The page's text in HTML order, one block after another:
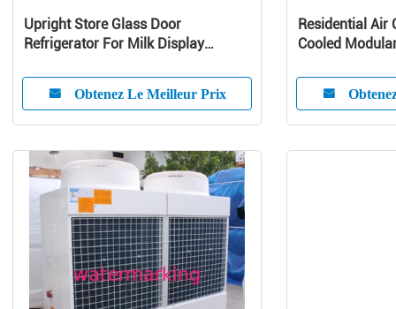
Upright Store Glass Door
Refrigerator For Milk Display
Obtenez Le Meilleur Prix
Residential Air
Cooled